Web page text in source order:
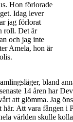
Hon förlorade
Idag lever
jag förlorat
roll. Det är
och jag inte
Amela, hon är
bland
14 åren har
att glömma. Jag
här. Att vara fången i
världen skulle